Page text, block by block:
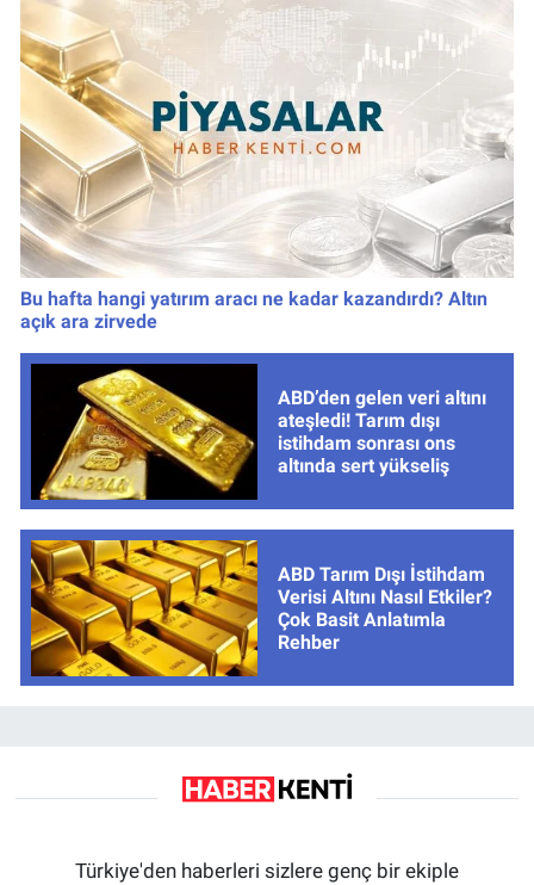
Bu hafta hangi yatırım aracı ne kadar kazandırdı? Altın
açık ara zirvede
ABD’den gelen veri altını
ateşledi! Tarım dışı
istihdam sonrası ons
altında sert yükseliş
ABD Tarım Dışı İstihdam
Verisi Altını Nasıl Etkiler?
Çok Basit Anlatımla
Rehber
Türkiye'den haberleri sizlere genç bir ekiple